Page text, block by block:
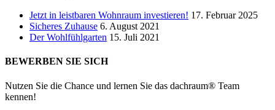
Jetzt in leistbaren Wohnraum investieren! 17. Februar 2025
Sicheres Zuhause 6. August 2021
Der Wohlfühlgarten 15. Juli 2021
BEWERBEN SIE SICH
Nutzen Sie die Chance und lernen Sie das dachraum® Team
kennen!